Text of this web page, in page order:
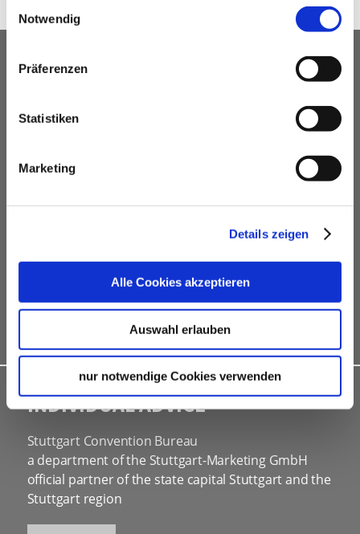
Impressum
Notwendig
Präferenzen
Statistiken
Marketing
Details zeigen
Alle Cookies akzeptieren
Auswahl erlauben
nur notwendige Cookies verwenden
OUR SERVICE FOR EVENT
free advice
professional service partners
social programmes
site inspections
marketing & information material
INDIVIDUAL ADVICE
Stuttgart Convention Bureau
a department of the Stuttgart-Marketing GmbH
official partner of the state capital Stuttgart and the
Stuttgart region